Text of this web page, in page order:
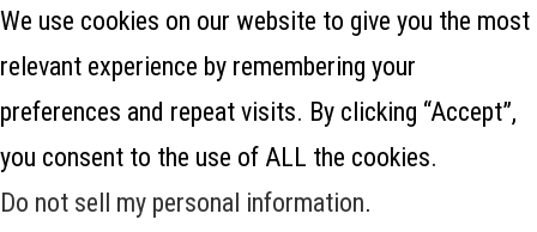
We use cookies on our website to give you the most
relevant experience by remembering your
preferences and repeat visits. By clicking “Accept”,
you consent to the use of ALL the cookies.
Do not sell my personal information.